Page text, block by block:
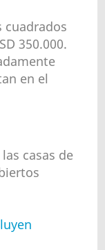
cuadrados
350.000.
en el
casas de